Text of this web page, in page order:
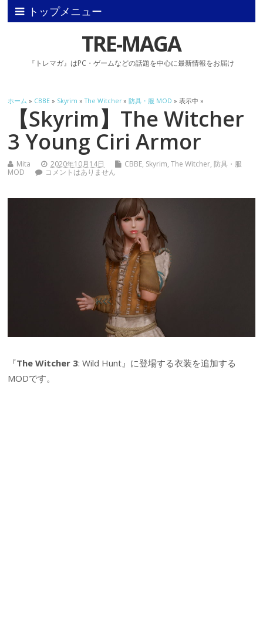
トップメニュー
TRE-MAGA
『トレマガ』はPC・ゲームなどの話題を中心に最新情報をお届け
ホーム » CBBE » Skyrim »The Witcher»防具・服 MOD » 表示中 »
【Skyrim】The Witcher
3 Young Ciri Armor
Mita 2020年10月14日 CBBE, Skyrim,The Witcher,防具・服
MOD
コメントはありません
『The Witcher 3: Wild Hunt』に登場する衣装を追加する
MODです。